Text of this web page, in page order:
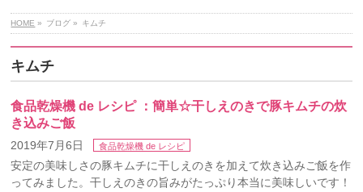
HOME » ブログ » キムチ
キムチ
食品乾燥機 de レシピ ：簡単☆干しえのきで豚キムチの炊
き込みご飯
2019年7月6日 食品乾燥機 de レシピ
安定の美味しさの豚キムチに干しえのきを加えて炊き込みご飯を作
ってみました。干しえのきの旨みがたっぷり本当に美味しいです！